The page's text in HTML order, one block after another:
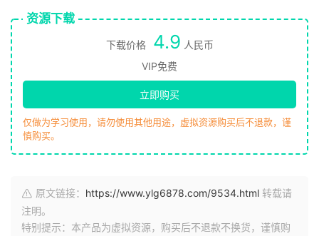
资源下载
下载价格 4.9 人民币
VIP免费
立即购买
仅做为学习使用，请勿使用其他用途，虚拟资源购买后不退款，谨
慎购买。
原文链接： https://www.ylg6878.com/9534.html 转载请
注明。
特别提示：本产品为虚拟资源，购买后不退款不换货，谨慎购